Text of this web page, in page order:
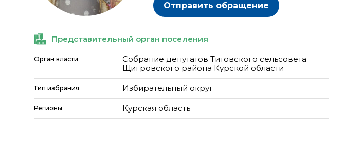
Отправить обращение
Представительный орган поселения
Орган власти
Собрание депутатов Титовского сельсовета
Щигровского района Курской области
Тип избрания Избирательный округ
Регионы Курская область